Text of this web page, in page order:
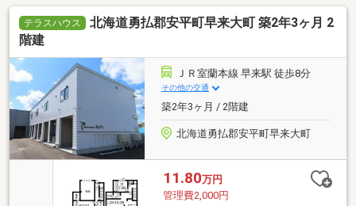
テラスハウス
北海道勇払郡安平町早来大町 築2年3ヶ月 2
階建
ＪＲ室蘭本線 早来駅 徒歩8分
その他の交通
築2年3ヶ月 / 2階建
北海道勇払郡安平町早来大町
11.80万円
管理費2,000円